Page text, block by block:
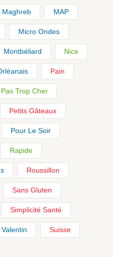
Maghreb MAP
Micro Ondes
Montbéliard Nice
Pain
Pas Trop Cher
Petits Gâteaux
Pour Le Soir
Rapide
Roussillon
Sans Gluten
Simplicité Santé
Valentin Suisse